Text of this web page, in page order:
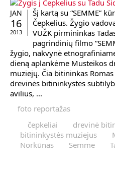
JAN
16
2013
Šį kartą su “SEMME”
Čepkelius. Žygio
VUŽK pirmininkas
pagrindinių filmo
žygio, nakvynė
dieną aplankėme Musteikos
muziejų. Čia bitininkas
drevinės bitininkystės
avilius, ...
foto reportažas
čepkeliai
drevinė
bitininkystės muziejus
Norkūnas
Semme